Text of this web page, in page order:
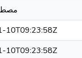
10T09:23:58Z
10T09:23:58Z